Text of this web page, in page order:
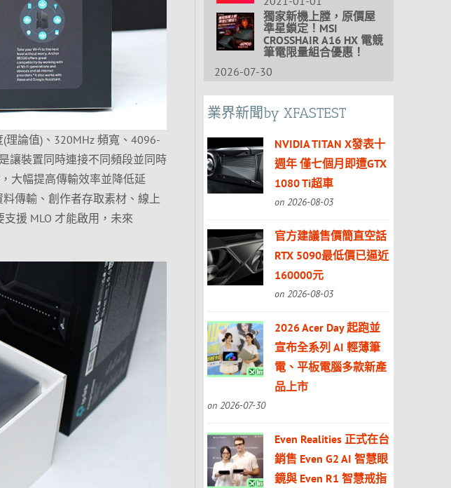
理論值)、320MHz 頻寬、4096-
讓裝置同時連接不同頻段並同時
大幅提高傳輸效率並降低延
傳輸、創作者存取素材、線上
援 MLO 才能啟用，未來
獨家新機上膛，原價屋
準星鎖定！MSI
CROSSHAIR A16 HX 電競
筆電限量組合優惠！
2026-07-30
業界新聞by XFASTEST
NVIDIA TITAN X發表十
週年 僅七個月即遭GTX
1080 Ti超車
on 2026-08-03
官方建議售價簡直空話
RTX 5090最低價已逼近
160000元
on 2026-08-03
2026 Acer Day 起跑並
宣布全系列 AI 輕薄筆
電、平板電腦多款新產
品上市
on 2026-07-30
Even Realities 正式在台
銷售 Even G2 AI 智慧眼
鏡與 Even R1 智慧戒指